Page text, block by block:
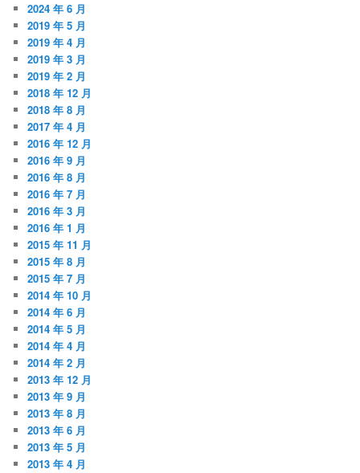
2024 年 6 月
2019 年 5 月
2019 年 4 月
2019 年 3 月
2019 年 2 月
2018 年 12 月
2018 年 8 月
2017 年 4 月
2016 年 12 月
2016 年 9 月
2016 年 8 月
2016 年 7 月
2016 年 3 月
2016 年 1 月
2015 年 11 月
2015 年 8 月
2015 年 7 月
2014 年 10 月
2014 年 6 月
2014 年 5 月
2014 年 4 月
2014 年 2 月
2013 年 12 月
2013 年 9 月
2013 年 8 月
2013 年 6 月
2013 年 5 月
2013 年 4 月